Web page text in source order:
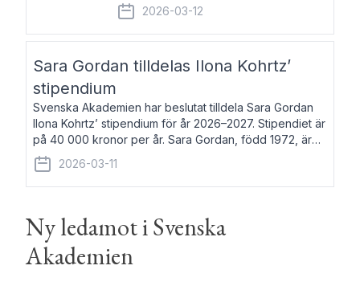
fem av de kungliga akademierna det så
kallade Bernadotteprogrammet med
syfte att genom stipendier erbjuda stöd
2026-03-12
Sara Gordan tilldelas Ilona Kohrtz’
stipendium
Svenska Akademien har beslutat tilldela Sara Gordan
Ilona Kohrtz’ stipendium för år 2026–2027. Stipendiet är
på 40 000 kronor per år. Sara Gordan, född 1972, är
författare och översättare. Hon debuterade 2006 med
det prosalyriska verket En
2026-03-11
Ny ledamot i Svenska
Akademien